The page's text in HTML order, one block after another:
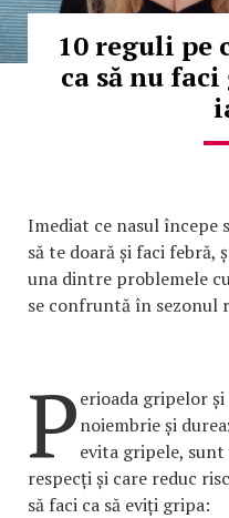
10 reguli pe
ca să nu
Imediat ce nasul
să te doară și faci febră,
una dintre problemele
se confruntă în sezonul
Perioada gripelor
noiembrie și
evita gripele, sunt
respecți și care reduc
să faci ca să eviți gripa: